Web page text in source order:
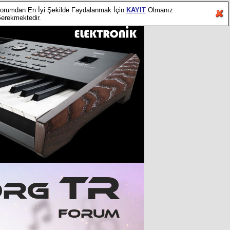
En İyi Şekilde Faydalanmak İçin KAYIT Olmanız